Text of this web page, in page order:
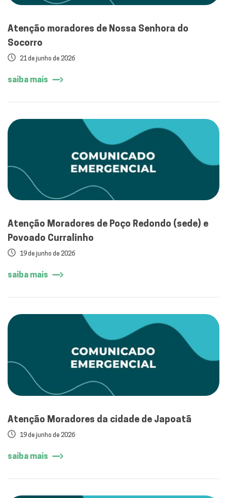
Atenção moradores de Nossa Senhora do
Socorro
21 de junho de 2026
saiba mais
Atenção Moradores de Poço Redondo (sede) e
Povoado Curralinho
19 de junho de 2026
saiba mais
Atenção Moradores da cidade de Japoatã
19 de junho de 2026
saiba mais